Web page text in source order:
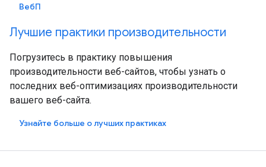
ВебП
Лучшие практики производительности
Погрузитесь в практику повышения
производительности веб-сайтов, чтобы узнать о
последних веб-оптимизациях производительности
вашего веб-сайта.
Узнайте больше о лучших практиках